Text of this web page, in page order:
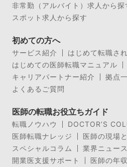
非常勤（アルバイト）求人から探
スポット求人から探す
初めての方へ
サービス紹介
はじめて転職さ
はじめての医師転職マニュアル
キャリアパートナー紹介
拠点
よくあるご質問
医師の転職お役立ちガイド
転職ノウハウ
DOCTOR’S
医師転職ナレッジ
医師の現場
スペシャルコラム
業界ニュース
開業医支援サポート
医師の年